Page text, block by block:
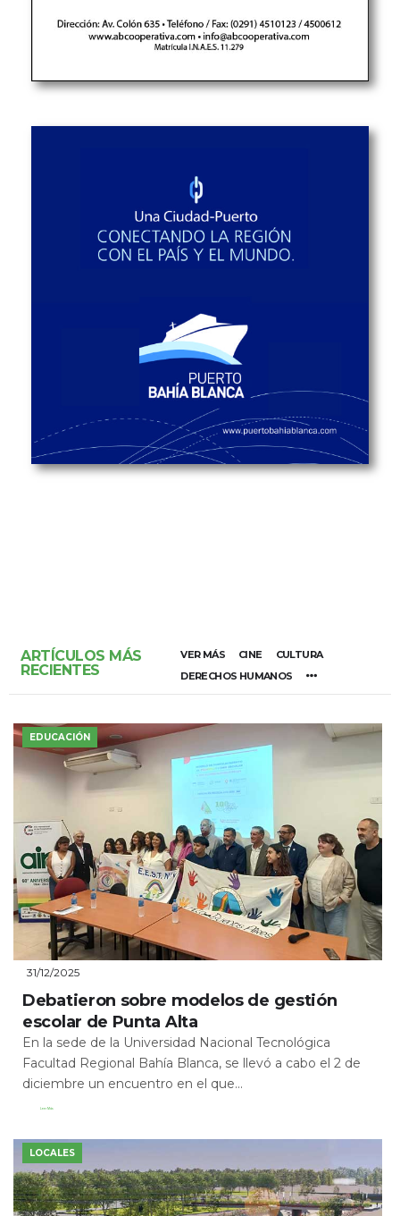
ARTÍCULOS MÁS
RECIENTES
VER MÁS CINE
CULTURA
DERECHOS HUMANOS
EDUCACIÓN
31/12/2025
Debatieron sobre modelos de gestión
escolar de Punta Alta
En la sede de la Universidad Nacional Tecnológica
Facultad Regional Bahía Blanca, se llevó a cabo el 2 de
diciembre un encuentro en el que...
Leer Más
LOCALES